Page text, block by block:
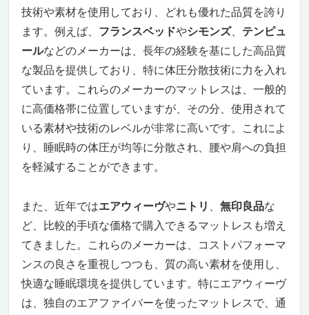
技術や素材を使用しており、どれも優れた品質を誇り
ます。例えば、 フランスベッドやシモンズ、 テンピュ
ールなどのメーカーは、長年の経験を基にした高品質
な製品を提供しており、特に体圧分散技術に力を入れ
ています。これらのメーカーのマットレスは、一般的
に高価格帯に位置していますが、その分、使用されて
いる素材や技術のレベルが非常に高いです。これによ
り、睡眠時の体圧が均等に分散され、腰や肩への負担
を軽減することができます。
また、近年ではエアウィーヴやニトリ 無印良品な
ど、比較的手頃な価格で購入できるマットレスも増え
てきました。これらのメーカーは、コストパフォーマ
ンスの良さを重視しつつも、質の高い素材を使用し、
快適な睡眠環境を提供しています。特にエアウィーヴ
は、独自のエアファイバーを使ったマットレスで、通